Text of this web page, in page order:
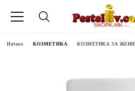
Начало КОЗМЕТИКА КОЗМЕТИКА ЗА ЖЕНИ